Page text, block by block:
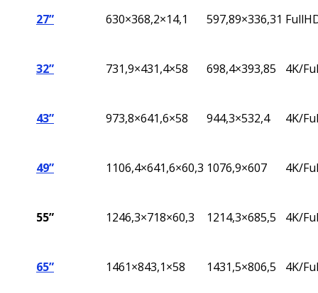
27” 630×368,2×14,1 597,89×336,31
32” 731,9×431,4×58 698,4×393,85 4K/
43” 973,8×641,6×58 944,3×532,4 4K/
49” 1106,4×641,6×60,3 1076,9×607 4K/
55” 1246,3×718×60,3 1214,3×685,5 4K/
65” 1461×843,1×58 1431,5×806,5 4K/